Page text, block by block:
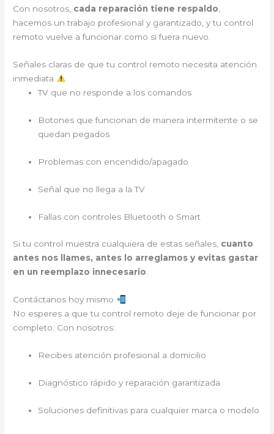
Con nosotros, cada reparación tiene respaldo
hacemos un trabajo profesional y garantizado, y tu control
remoto vuelve a funcionar como si fuera nuevo.
Señales claras de que tu control remoto necesita atención
inmediata
TV que no responde a los comandos
Botones que funcionan de manera intermitente o se
quedan pegados
Problemas con encendido/apagado
Señal que no llega a la TV
Fallas con controles Bluetooth o Smart
Si tu control muestra cualquiera de estas señales, cuanto
antes nos llames, antes lo arreglamos y evitas gastar
en un reemplazo innecesario.
Contáctanos hoy mismo
No esperes a que tu control remoto deje de funcionar por
completo. Con nosotros:
Recibes atención profesional a domicilio
Diagnóstico rápido y reparación garantizada
Soluciones definitivas para cualquier marca o modelo